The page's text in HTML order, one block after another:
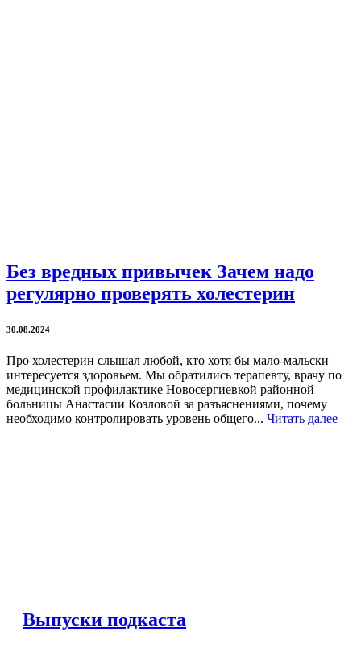
Без вредных привычек Зачем надо
регулярно проверять холестерин
30.08.2024
Про холестерин слышал любой, кто хотя бы мало-мальски
интересуется здоровьем. Мы обратились терапевту, врачу по
медицинской профилактике Новосергиевкой районной
больницы Анастасии Козловой за разъяснениями, почему
необходимо контролировать уровень общего... Читать далее
Выпуски подкаста